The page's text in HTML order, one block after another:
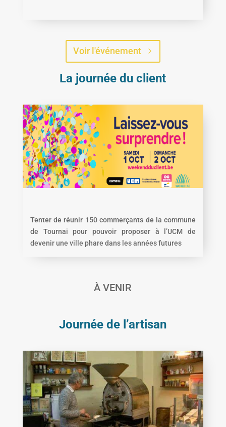
Voir l'événement
La journée du client
Tenter de réunir 150 commerçants de la commune
de Tournai pour pouvoir proposer à l’UCM de
devenir une ville phare dans les années futures
À VENIR
Journée de l’artisan